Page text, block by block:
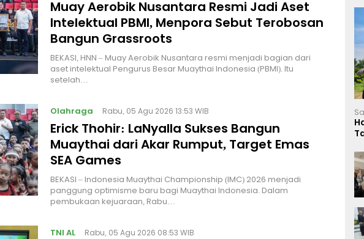
Muay Aerobik Nusantara Resmi Jadi Aset
Intelektual PBMI, Menpora Sebut Terobosan
Bangun Grassroots
BEKASI, HNN – Muay Aerobik Nusantara resmi menjadi bagian dari
aset intelektual Pengurus Besar Muaythai Indonesia (PBMI). Itu
setelah…
Olahraga Rabu, 05 Agu 2026 13:53 WIB
Erick Thohir: LaNyalla Sukses Bangun
Muaythai dari Akar Rumput, Target Emas
SEA Games
BEKASI – Indonesia Muaythai Championship (IMC) 2026 menjadi
panggung optimisme baru bagi Muaythai Indonesia. Dalam
pembukaan kejuaraan, Rabu…
TNI AL Rabu, 05 Agu 2026 08:53 WIB